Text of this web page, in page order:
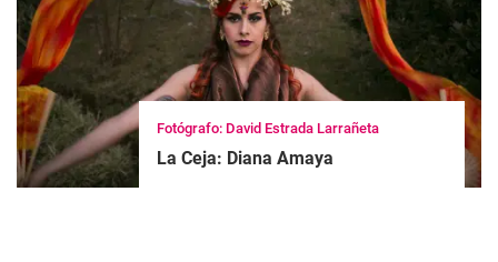
Fotógrafo: David Estrada Larrañeta
La Ceja: Diana Amaya